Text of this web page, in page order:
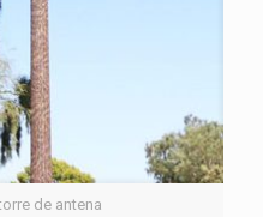
de antena